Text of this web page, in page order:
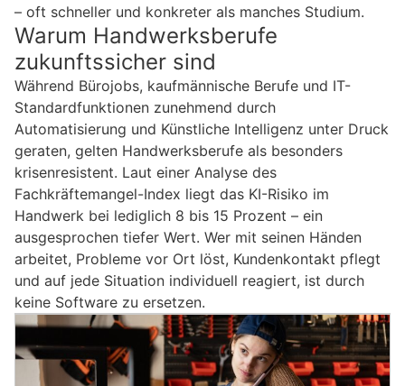
– oft schneller und konkreter als manches Studium.
Warum Handwerksberufe
zukunftssicher sind
Während Bürojobs, kaufmännische Berufe und IT-
Standardfunktionen zunehmend durch
Automatisierung und Künstliche Intelligenz unter Druck
geraten, gelten Handwerksberufe als besonders
krisenresistent. Laut einer Analyse des
Fachkräftemangel-Index liegt das KI-Risiko im
Handwerk bei lediglich 8 bis 15 Prozent – ein
ausgesprochen tiefer Wert. Wer mit seinen Händen
arbeitet, Probleme vor Ort löst, Kundenkontakt pflegt
und auf jede Situation individuell reagiert, ist durch
keine Software zu ersetzen.